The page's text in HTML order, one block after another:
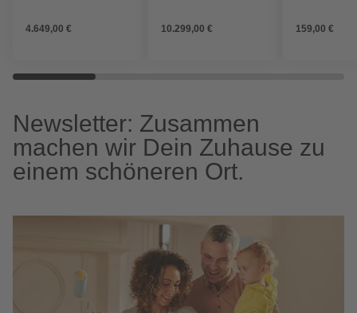
4.649,00 €
10.299,00 €
159,00 €
Newsletter: Zusammen
machen wir Dein Zuhause zu
einem schöneren Ort.